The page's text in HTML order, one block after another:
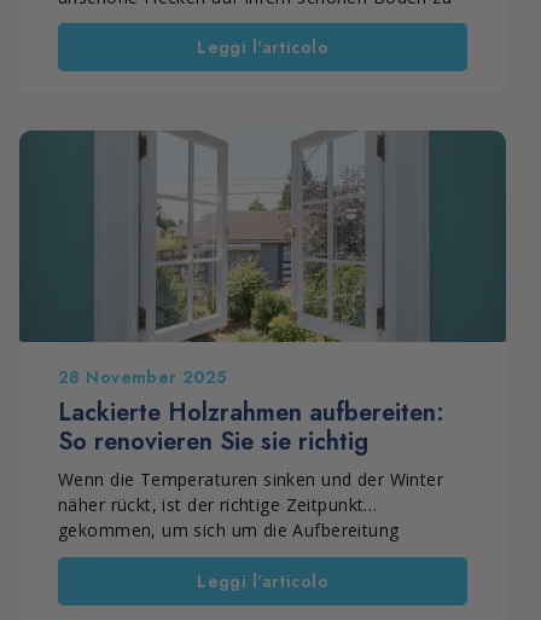
sehen sein. Erfahren Sie, wie Sie diese ganz
einfach entfernen können. Mit Marbec gehören
diese hartnäckigen Flecken auf Feinsteinzeug der
Leggi l'articolo
28 November 2025
Lackierte Holzrahmen aufbereiten:
So renovieren Sie sie richtig
Wenn die Temperaturen sinken und der Winter
näher rückt, ist der richtige Zeitpunkt
gekommen, um sich um die Aufbereitung
lackierter Holzrahmen zu kümmern. So sind die
Oberflächen besser gegen Kälte, Regen und
Feuchtigkeit geschützt. Doch wie lassen sich
Leggi l'articolo